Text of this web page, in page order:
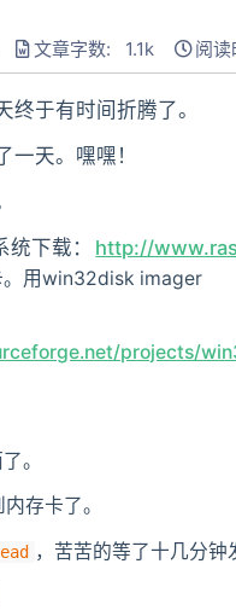
文章字数: 1.1k 阅
终于有时间折腾了。
一天。嘿嘿！
下载：
http://
。用win32disk imager
projects/
。
存卡了。
，苦苦的等了十几分钟